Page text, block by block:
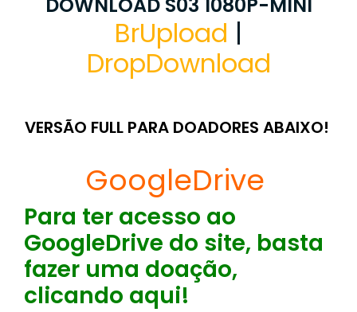
BrUpload |
DropDownload
VERSÃO FULL PARA DOADORES ABAIXO!
GoogleDrive
Para ter acesso ao
GoogleDrive do site, basta
fazer uma doação,
clicando aqui!